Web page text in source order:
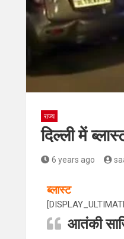
राज्य
दिल्ली में
6 years ago
ब्लास्ट
आतंकी